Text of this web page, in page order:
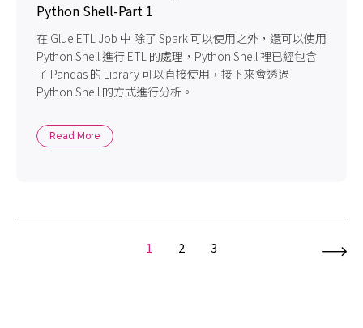
Python Shell-Part 1
在 Glue ETL Job 中 除了 Spark 可以使用之外，還可以使用
Python Shell 進行 ETL 的處理，Python Shell 裡已經包含
了 Pandas 的 Library 可以直接使用，接下來會透過
Python Shell 的方式進行分析。
Read More
1 2 3